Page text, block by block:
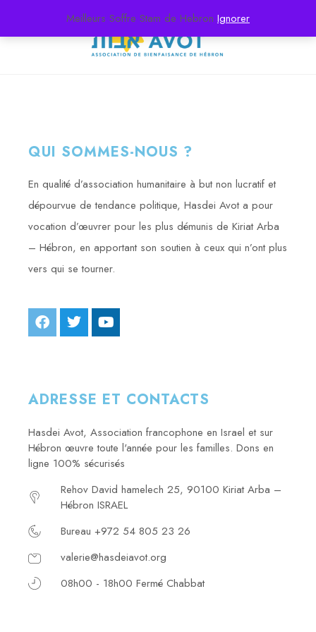
Meilleurs Soffre Stam de Hebron Ignorer
QUI SOMMES-NOUS ?
En qualité d’association humanitaire à but non lucratif et
dépourvue de tendance politique, Hasdei Avot a pour
vocation d’œuvrer pour les plus démunis de Kiriat Arba
– Hébron, en apportant son soutien à ceux qui n’ont plus
vers qui se tourner.
ADRESSE ET CONTACTS
Hasdei Avot, Association francophone en Israel et sur
Hébron œuvre toute l'année pour les familles. Dons en
ligne 100% sécurisés
Rehov David hamelech 25, 90100 Kiriat Arba –
Hébron ISRAEL
Bureau +972 54 805 23 26
valerie@hasdeiavot.org
08h00 - 18h00 Fermé Chabbat